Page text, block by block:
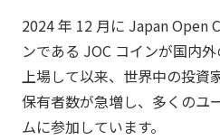
2024 年 12 月に Japan Open
ンである JOC コインが国内
上場して以来、世界中の投資
保有者数が急増し、多くのユ
ムに参加しています。